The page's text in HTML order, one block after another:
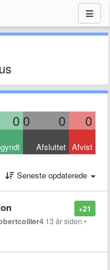
0 0 0 0
Afsluttet Afvist
Seneste opdaterede
+21
13 år siden •